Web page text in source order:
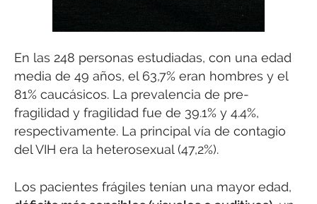
En las 248 personas estudiadas, con una edad
media de 49 años, el 63,7% eran hombres y el
81% caucásicos. La prevalencia de pre-
fragilidad y fragilidad fue de 39.1% y 4.4%,
respectivamente. La principal vía de contagio
del VIH era la heterosexual (47,2%).
Los pacientes frágiles tenían una mayor edad,